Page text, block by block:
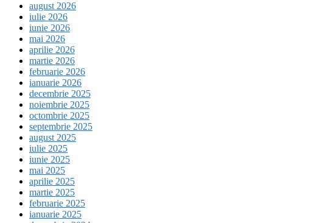
august 2026
iulie 2026
iunie 2026
mai 2026
aprilie 2026
martie 2026
februarie 2026
ianuarie 2026
decembrie 2025
noiembrie 2025
octombrie 2025
septembrie 2025
august 2025
iulie 2025
iunie 2025
mai 2025
aprilie 2025
martie 2025
februarie 2025
ianuarie 2025